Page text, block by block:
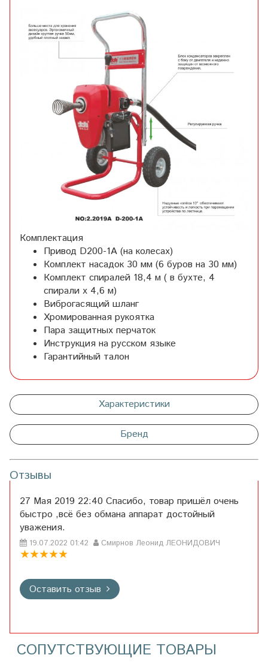
Комплектация
Привод D200-1A (на колесах)
Комплект насадок 30 мм (6 буров на 30 мм)
Комплект спиралей 18,4 м ( в бухте, 4
спирали х 4,6 м)
Виброгасящий шланг
Хромированная рукоятка
Пара защитных перчаток
Инструкция на русском языке
Гарантийный талон
Характеристики
Бренд
Отзывы
27 Мая 2019 22:40 Спасибо, товар пришёл очень
быстро ,всё без обмана аппарат достойный
уважения.
19.07.2022 01:42 Смирнов Леонид ЛЕОНИДОВИЧ
Оставить отзыв
СОПУТСТВУЮЩИЕ ТОВАРЫ